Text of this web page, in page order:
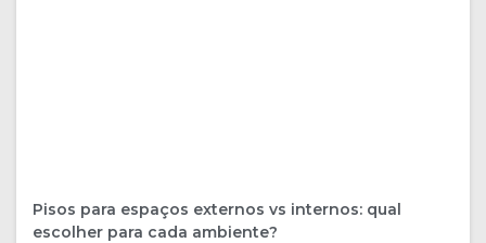
Pisos para espaços externos vs internos: qual
escolher para cada ambiente?